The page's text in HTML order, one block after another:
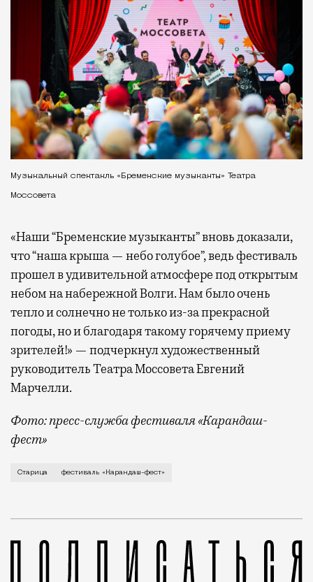
Музыкальный спектакль «Бременские музыканты» Театра
Моссовета
«Наши “Бременские музыканты” вновь доказали,
что “наша крыша — небо голубое”, ведь фестиваль
прошел в удивительной атмосфере под открытым
небом на набережной Волги. Нам было очень
тепло и солнечно не только из-за прекрасной
погоды, но и благодаря такому горячему приему
зрителей!» — подчеркнул художественный
руководитель Театра Моссовета Евгений
Марчелли.
Фото: пресс-служба фестиваля «Карандаш-
фест»
В минувший уикенд маленькая Старица в
Старица фестиваль «Карандаш-фест»